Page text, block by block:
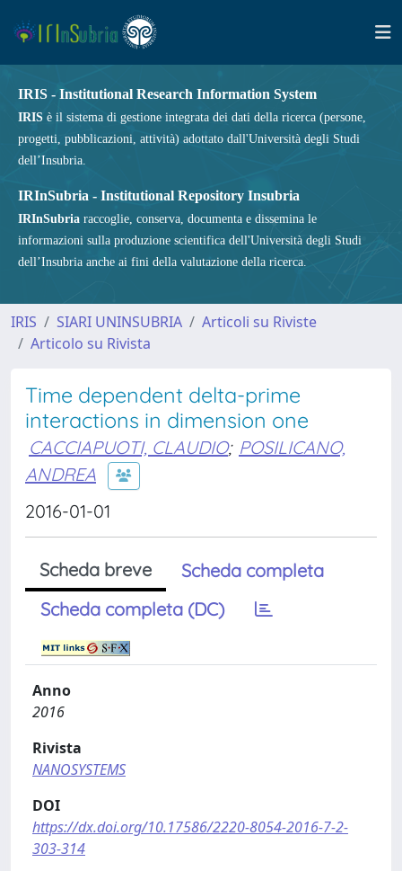
IRIS - Institutional Research Information System
IRIS è il sistema di gestione integrata dei dati della ricerca (persone,
progetti, pubblicazioni, attività) adottato dall'Università degli Studi
dell’Insubria.
IRInSubria - Institutional Repository Insubria
IRInSubria raccoglie, conserva, documenta e dissemina le
informazioni sulla produzione scientifica dell'Università degli Studi
dell’Insubria anche ai fini della valutazione della ricerca.
IRIS SIARI UNINSUBRIA
Articoli su Riviste
Articolo su Rivista
Time dependent delta-prime
interactions in dimension one
CACCIAPUOTI, CLAUDIO; POSILICANO,
ANDREA
2016-01-01
Scheda breve
Scheda completa
Scheda completa (DC)
Anno
2016
Rivista
NANOSYSTEMS
DOI
https://dx.doi.org/10.17586/2220-8054-2016-7-2-
303-314